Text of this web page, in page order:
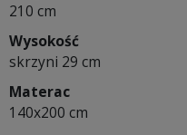
210 cm
Wysokość
skrzyni 29 cm
Materac
140x200 cm